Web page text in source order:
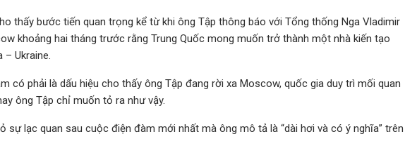
thấy bước tiến quan trọng kể từ khi ông Tập thông báo với Tổng thống Nga Vladimir
khoảng hai tháng trước rằng Trung Quốc mong muốn trở thành một nhà kiến tạo
Ukraine.
có phải là dấu hiệu cho thấy ông Tập đang rời xa Moscow, quốc gia duy trì mối quan
ông Tập chỉ muốn tỏ ra như vậy.
sự lạc quan sau cuộc điện đàm mới nhất mà ông mô tả là “dài hơi và có ý nghĩa” trên